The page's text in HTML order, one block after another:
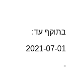
בתוקף עד:
2021-07-01
-